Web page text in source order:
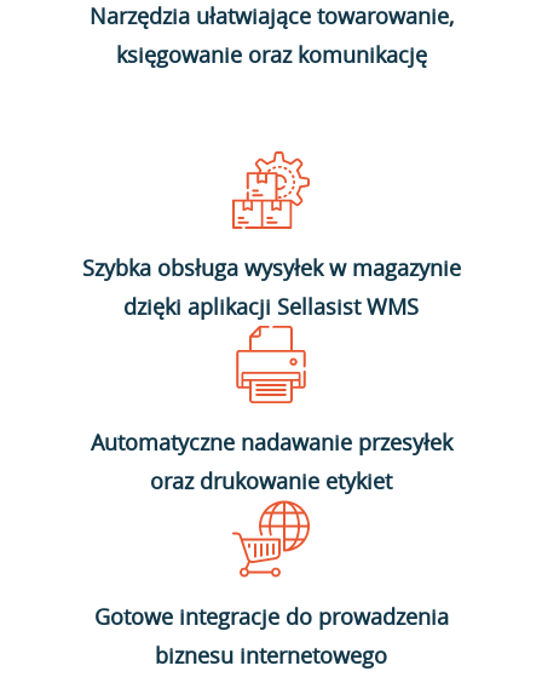
Narzędzia ułatwiające towarowanie,
księgowanie oraz komunikację
Szybka obsługa wysyłek w magazynie
dzięki aplikacji Sellasist WMS
Automatyczne nadawanie przesyłek
oraz drukowanie etykiet
Gotowe integracje do prowadzenia
biznesu internetowego